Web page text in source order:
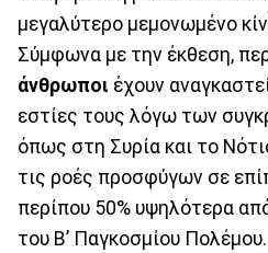
μεγαλύτερο μεμονωμένο
Σύμφωνα με την έκθεση,
άνθρωποι έχουν
εστίες τους λόγω των
όπως στη Συρία και το
τις ροές προσφύγων σε
περίπου 50% υψηλότερα
του Β’ Παγκοσμίου Πολέμου.